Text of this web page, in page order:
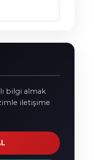
bilgi almak
iletişime